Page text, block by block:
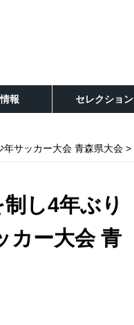
報 セレクション
サッカー大会 青森県大会
し4年ぶり
カー大会 青